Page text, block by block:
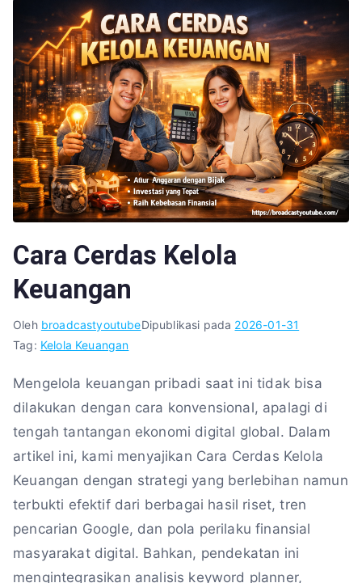
Cara Cerdas Kelola
Keuangan
Oleh broadcastyoutubeDipublikasi pada 2026-01-31
Tag: Kelola Keuangan
Mengelola keuangan pribadi saat ini tidak bisa
dilakukan dengan cara konvensional, apalagi di
tengah tantangan ekonomi digital global. Dalam
artikel ini, kami menyajikan Cara Cerdas Kelola
Keuangan dengan strategi yang berlebihan namun
terbukti efektif dari berbagai hasil riset, tren
pencarian Google, dan pola perilaku finansial
masyarakat digital. Bahkan, pendekatan ini
mengintegrasikan analisis keyword planner,